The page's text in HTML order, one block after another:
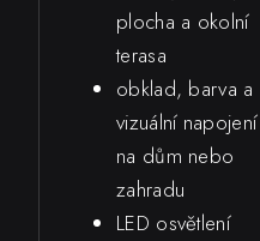
plocha a okolní
terasa
obklad, barva a
vizuální napojení
na dům nebo
zahradu
LED osvětlení